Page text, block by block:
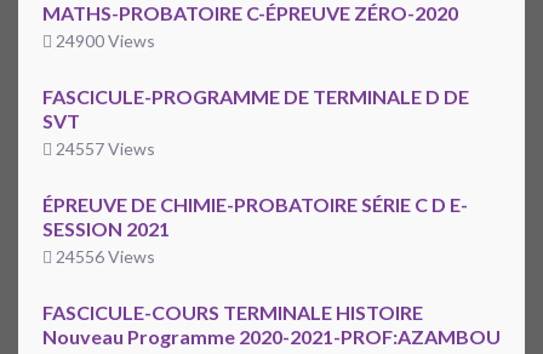
MATHS-PROBATOIRE C-ÉPREUVE ZÉRO-2020
24900 Views
FASCICULE-PROGRAMME DE TERMINALE D DE
SVT
24557 Views
ÉPREUVE DE CHIMIE-PROBATOIRE SÉRIE C D E-
SESSION 2021
24556 Views
FASCICULE-COURS TERMINALE HISTOIRE
Nouveau Programme 2020-2021-PROF:AZAMBOU